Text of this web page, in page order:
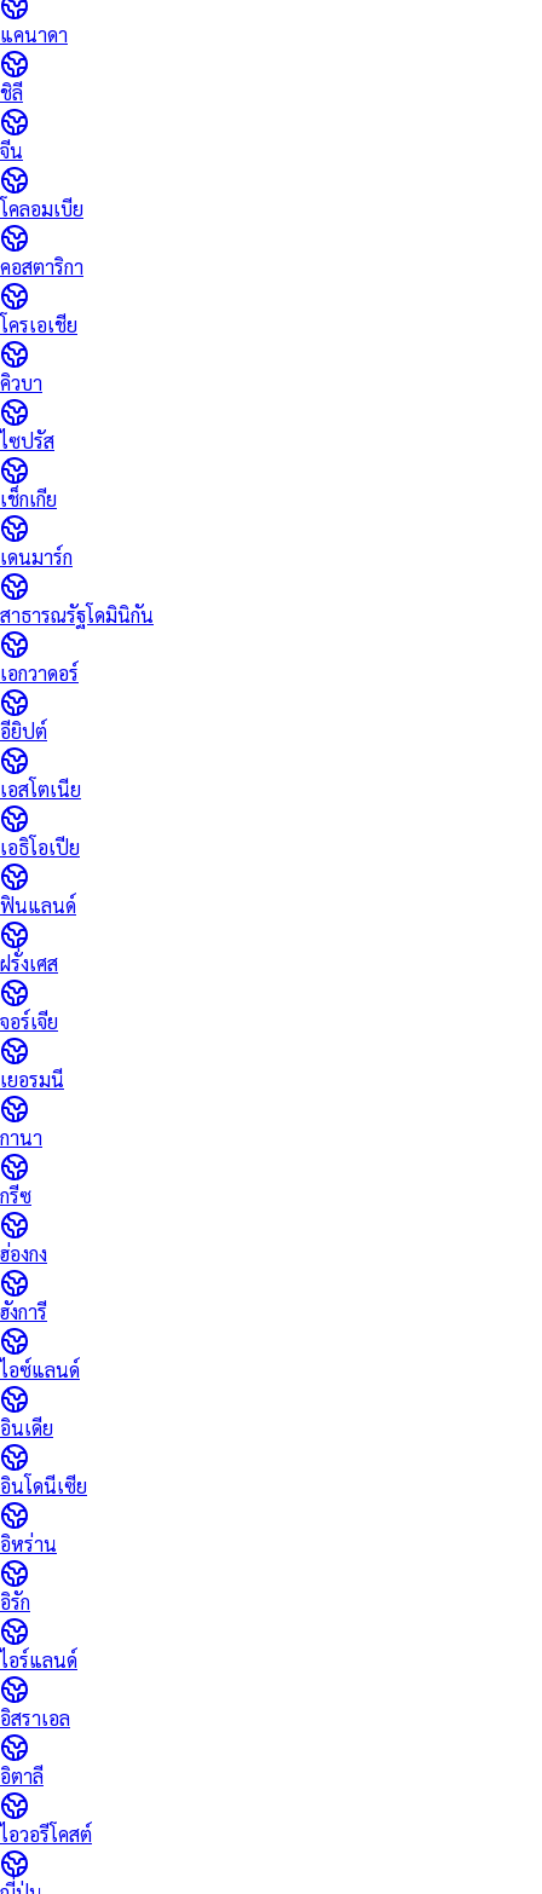
แคนาดา
ชิลี
จีน
โคลอมเบีย
คอสตาริกา
โครเอเชีย
คิวบา
ไซปรัส
เช็กเกีย
เดนมาร์ก
สาธารณรัฐโดมินิกัน
เอกวาดอร์
อียิปต์
เอสโตเนีย
เอธิโอเปีย
ฟินแลนด์
ฝรั่งเศส
จอร์เจีย
เยอรมนี
กานา
กรีซ
ฮ่องกง
ฮังการี
ไอซ์แลนด์
อินเดีย
อินโดนีเซีย
อิหร่าน
อิรัก
ไอร์แลนด์
อิสราเอล
อิตาลี
ไอวอรีโคสต์